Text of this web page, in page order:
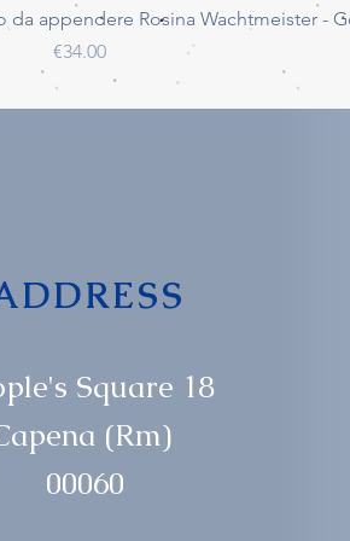
Quick View
da appendere Rosina Wachtmeister -
Price
€34.00
Square 18
(Rm)
00060